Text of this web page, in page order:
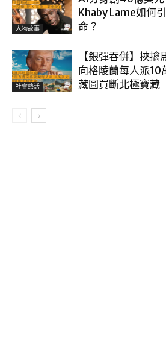
人物故事
Khaby Lame如何
命？
社會熱話
【銀彈吞併】挾
向格陵蘭每人派10
藏圖買斷北極寶藏